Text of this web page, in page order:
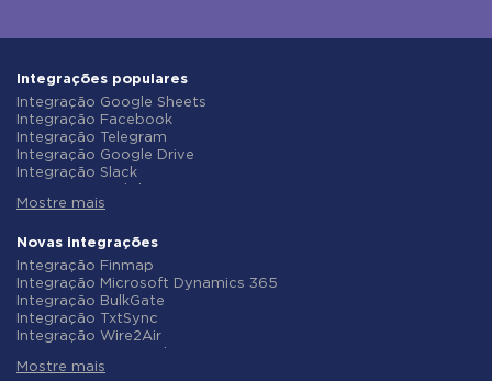
Integrações populares
Integração Google Sheets
Integração Facebook
Integração Telegram
Integração Google Drive
Integração Slack
Integração Gmail
Integração ClickUp
Integração Airtable
Integração Google Contacts
Integração OpenAI (ChatGPT)
Integração Instagram
Integração ActiveCampaign
Integração Typeform
Integração Salesforce CRM
Mostre mais
Novas integrações
Integração Finmap
Integração Microsoft Dynamics 365
Integração BulkGate
Integração TxtSync
Integração Wire2Air
Integração Infobip
Mostre mais